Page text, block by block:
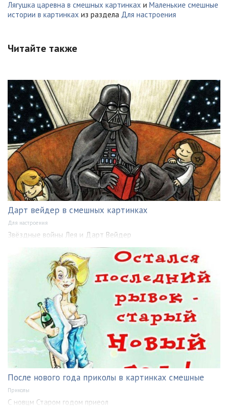
Лягушка царевна в смешных картинках и Маленькие смешные
истории в картинках из раздела Для настроения
Читайте также
Дарт вейдер в смешных картинках
Для настроения
Звёздные войны Лея и Дарт Вейдер
После нового года приколы в картинках смешные
Приколы
С новцм Старом годом приеол